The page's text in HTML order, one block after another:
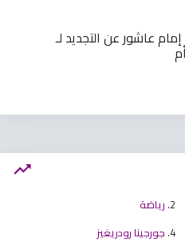
عاشور عن التجديد لـ
2. رياضة
4. جورجينا رودريغيز